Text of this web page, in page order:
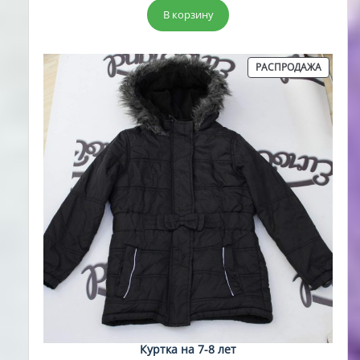
составляла
17,00 руб..
В корзину
РАСПРОДАЖА
ТОВАР
Куртка на 7-8 лет